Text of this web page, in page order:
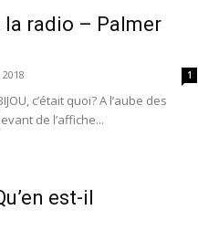
la radio – Palmer
1
c’était quoi? A l’aube des
de l’affiche...
est-il